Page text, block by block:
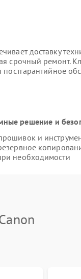
доставку
срочный ремонт.
постгарантийное
решение и
и
необходимости